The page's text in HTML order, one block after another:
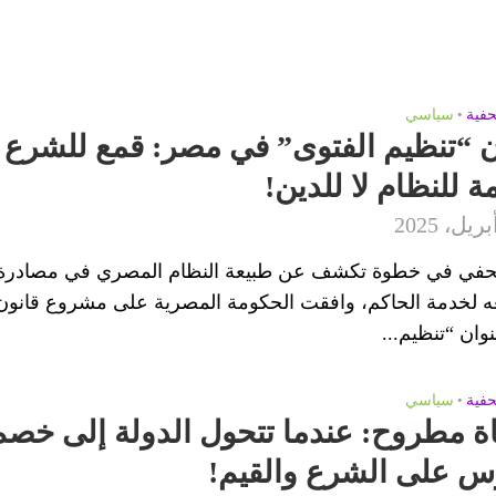
ضايع)!! هل هذا هروب للأمام أم تكريس للضياع؟!
“لا يمكن أبداً”؟!
هل ينطبق على الدول؟!
والمؤامرات المتجددة
وحتمية الحل الجذري
صراع الإحلال الاستعماري!
• سياسي
“تنظيم الفتوى” في مصر: قمع للشرع
للنظام لا للدين!
في خطوة تكشف عن طبيعة النظام المصري في مصادرة
لخدمة الحاكم، وافقت الحكومة المصرية على مشروع
“تنظيم...
• سياسي
مطروح: عندما تتحول الدولة إلى
على الشرع والقيم!